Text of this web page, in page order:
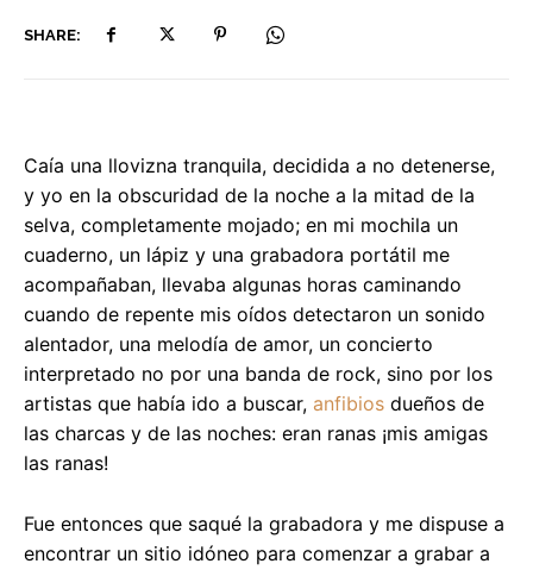
SHARE:
Caía una llovizna tranquila, decidida a no detenerse,
y yo en la obscuridad de la noche a la mitad de la
selva, completamente mojado; en mi mochila un
cuaderno, un lápiz y una grabadora portátil me
acompañaban, llevaba algunas horas caminando
cuando de repente mis oídos detectaron un sonido
alentador, una melodía de amor, un concierto
interpretado no por una banda de rock, sino por los
artistas que había ido a buscar, anfibios dueños de
las charcas y de las noches: eran ranas ¡mis amigas
las ranas!
Fue entonces que saqué la grabadora y me dispuse a
encontrar un sitio idóneo para comenzar a grabar a